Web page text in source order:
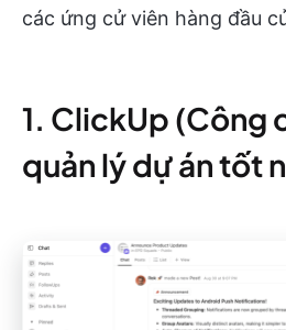
các ứng cử viên hàng đầu
1. ClickUp (Công
quản lý dự án tốt